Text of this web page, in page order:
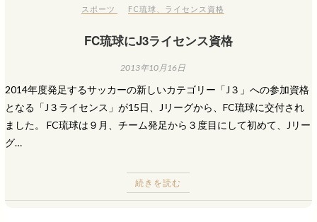
スポーツ FC琉球 ライセンス資格
FC琉球にJ3ライセンス資格
2013年10月16日
2014年度発足するサッカーの新しいカテゴリー「J３」への参加資格
となる「J３ライセンス」が15日、Jリーグから、FC琉球に交付され
ました。 FC琉球は９月、チーム発足から３度目にして初めて、Jリー
グ…
続きを読む